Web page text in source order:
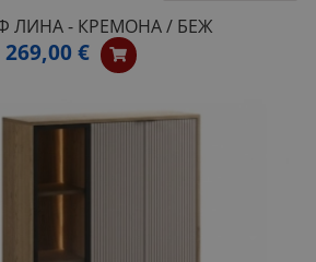
ЛИНА - КРЕМОНА / БЕЖ
269,00 €